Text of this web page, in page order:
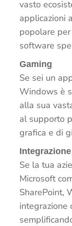
vasto
applicazioni
popolare
software
Gaming
Se sei un
Windows è
alla sua
al supporto
grafica e di
Se la tua
Microsoft
SharePoint,
integrazione